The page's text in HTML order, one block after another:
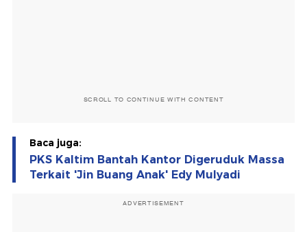
SCROLL TO CONTINUE WITH CONTENT
Baca juga:
PKS Kaltim Bantah Kantor Digeruduk Massa
Terkait 'Jin Buang Anak' Edy Mulyadi
ADVERTISEMENT